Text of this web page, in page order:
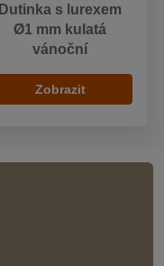
Dutinka s lurexem
Ø1 mm kulatá
vánoční
Zobrazit